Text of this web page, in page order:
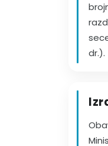
dr.).